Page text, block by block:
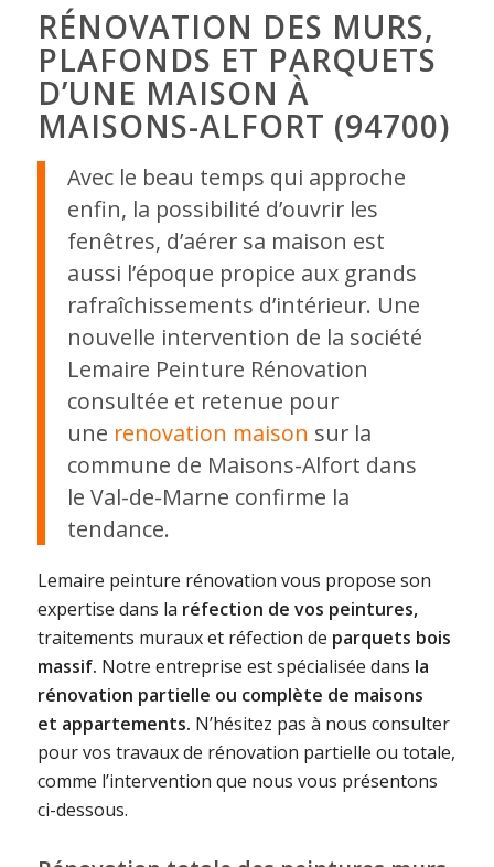
RÉNOVATION DES MURS,
PLAFONDS ET PARQUETS
D’UNE MAISON À
MAISONS-ALFORT (94700)
Avec le beau temps qui approche
enfin, la possibilité d’ouvrir les
fenêtres, d’aérer sa maison est
aussi l’époque propice aux grands
rafraîchissements d’intérieur. Une
nouvelle intervention de la société
Lemaire Peinture Rénovation
consultée et retenue pour
une renovation maison sur la
commune de Maisons-Alfort dans
le Val-de-Marne confirme la
tendance.
Lemaire peinture rénovation vous propose son
expertise dans la réfection de vos peintures,
traitements muraux et réfection de parquets bois
massif. Notre entreprise est spécialisée dans la
rénovation partielle ou complète de maisons
et appartements. N’hésitez pas à nous consulter
pour vos travaux de rénovation partielle ou totale,
comme l’intervention que nous vous présentons
ci-dessous.